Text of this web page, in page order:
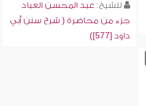
للشيخ: عبد المحسن العباد
جزء من محاضرة ( شرح سنن أبي
داود [577])